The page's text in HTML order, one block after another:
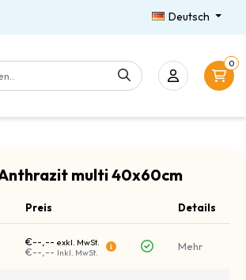
Deutsch
0
multi 40x60cm
Preis Details
€--,-- exkl. MwSt.
€--,-- Inkl. MwSt. Mehr